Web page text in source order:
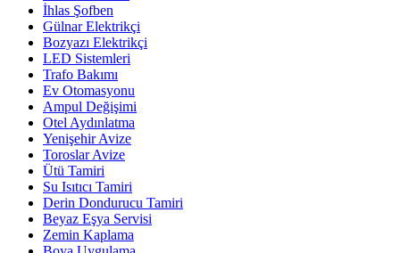
İhlas Şofben
Gülnar Elektrikçi
Bozyazı Elektrikçi
LED Sistemleri
Trafo Bakımı
Ev Otomasyonu
Ampul Değişimi
Otel Aydınlatma
Yenişehir Avize
Toroslar Avize
Ütü Tamiri
Su Isıtıcı Tamiri
Derin Dondurucu Tamiri
Beyaz Eşya Servisi
Zemin Kaplama